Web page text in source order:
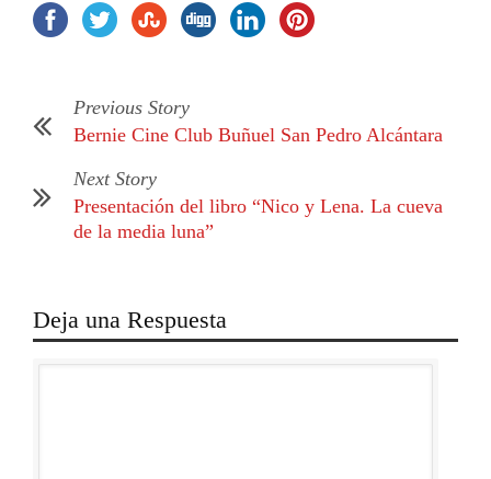
Previous Story
Bernie Cine Club Buñuel San Pedro Alcántara
Next Story
Presentación del libro “Nico y Lena. La cueva
de la media luna”
Deja una Respuesta